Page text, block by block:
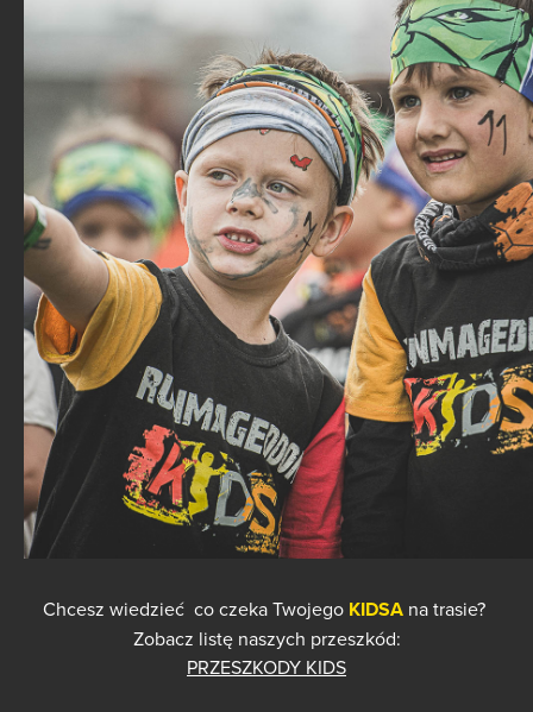
Chcesz wiedzieć co czeka Twojego KIDSA na trasie?
Zobacz listę naszych przeszkód:
PRZESZKODY KIDS